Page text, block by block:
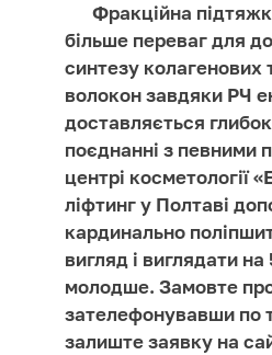
Фракційна
більше переваг для
синтезу колагенових
волокон завдяки РЧ
доставляється
поєднанні з певними
центрі косметології
ліфтинг у Полтаві
кардинально
вигляд і виглядати на
молодше. Замовте
зателефонувавши по
залиште заявку на